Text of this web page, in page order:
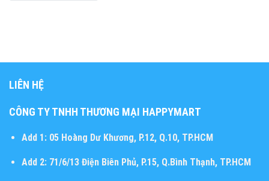
LIÊN HỆ
CÔNG TY TNHH THƯƠNG MẠI HAPPYMART
Add 1:05 Hoàng Dư Khương, P.12, Q.10, TP.HCM
Add 2:71/6/13 Điện Biên Phủ, P.15, Q.Bình Thạnh, TP.HCM